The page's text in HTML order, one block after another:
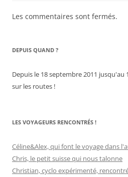
Les commentaires sont fermés.
DEPUIS QUAND ?
Depuis le 18 septembre 2011 jusqu'au
sur les routes !
LES VOYAGEURS RENCONTRÉS !
Céline&Alex, qui font le voyage dans
Chris, le petit suisse qui nous talonne
Christian, cyclo expérimenté,